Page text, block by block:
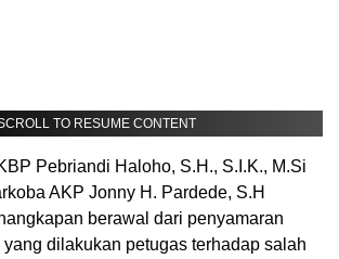
TO RESUME CONTENT
Pebriandi Haloho, S.H., S.I.K., M.Si
AKP Jonny H. Pardede, S.H
berawal dari penyamaran
yang dilakukan petugas terhadap salah